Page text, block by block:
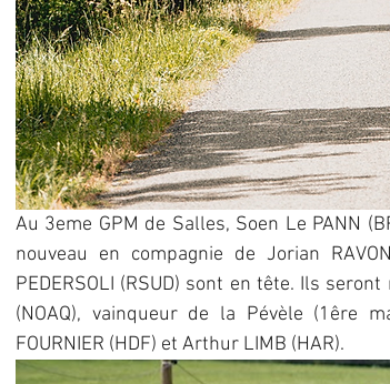
Au 3eme GPM de Salles, Soen Le PANN
nouveau en compagnie de Jorian
PEDERSOLI (RSUD) sont en tête. Ils
(NOAQ), vainqueur de la Pévèle (1êre
FOURNIER (HDF) et Arthur LIMB (HAR).